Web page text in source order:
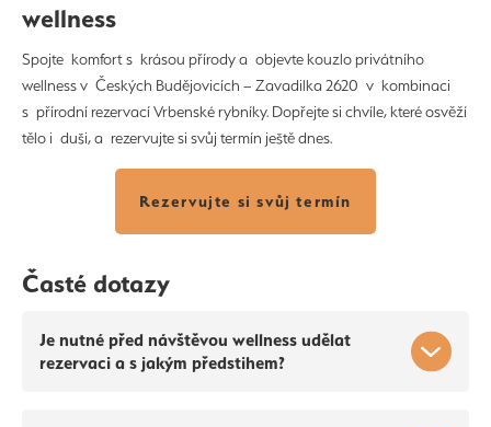
wellness
Spojte komfort s krásou přírody a objevte kouzlo privátního
wellness v Českých Budějovicích – Zavadilka 2620 v kombinaci
s přírodní rezervací Vrbenské rybníky. Dopřejte si chvíle, které osvěží
tělo i duši, a rezervujte si svůj termín ještě dnes.
Rezervujte si svůj termín
Časté dotazy
Je nutné před návštěvou wellness udělat
rezervaci a s jakým předstihem?